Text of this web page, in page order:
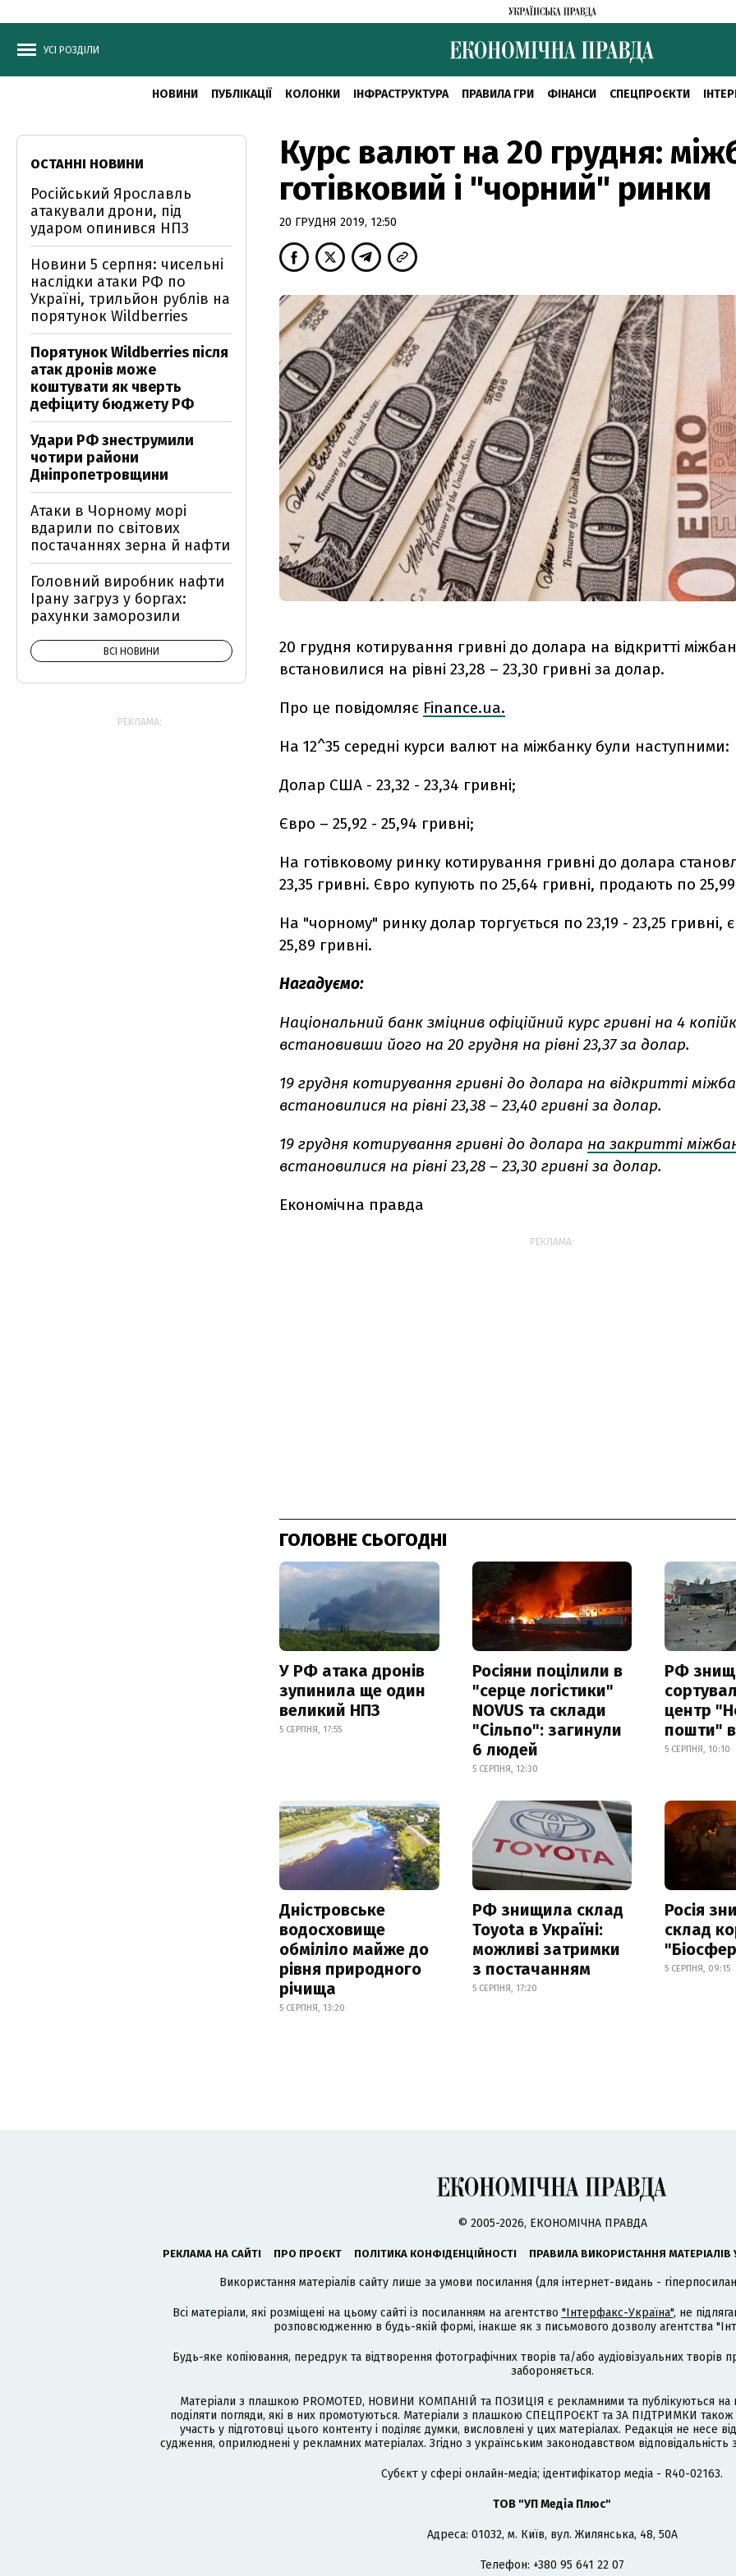
УСІ РОЗДІЛИ
НОВИНИ ПУБЛІКАЦІЇ КОЛОНКИ ІНФРАСТРУКТУРА ПРАВИЛА ГРИ ФІНАНСИ СПЕЦПРОЄКТИ
Курс валют на 20 грудня:
готівковий і "чорний" ринки
20 ГРУДНЯ 2019, 12:50
20 грудня котирування гривні до долара на відкритті
встановилися на рівні 23,28 – 23,30 гривні за долар.
Про це повідомляє Finance.ua.
На 12^35 середні курси валют на міжбанку були наступними:
Долар США - 23,32 - 23,34 гривні;
Євро – 25,92 - 25,94 гривні;
На готівковому ринку котирування гривні до долара
23,35 гривні. Євро купують по 25,64 гривні, продають по
На "чорному" ринку долар торгується по 23,19 - 23,25 гривні,
25,89 гривні.
Нагадуємо:
Національний банк зміцнив офіційний курс гривні на 4
встановивши його на 20 грудня на рівні 23,37 за долар.
19 грудня котирування гривні до долара на відкритті
встановилися на рівні 23,38 – 23,40 гривні за долар.
19 грудня котирування гривні до долара на закритті
встановилися на рівні 23,28 – 23,30 гривні за долар.
Економічна правда
РЕКЛАМА:
ГОЛОВНЕ СЬОГОДНІ
У РФ атака дронів
зупинила ще один
великий НПЗ
5 СЕРПНЯ, 17:55
Росіяни поцілили в
"серце логістики"
NOVUS та склади
"Сільпо": загинули
6 людей
5 СЕРПНЯ, 12:30
РФ
центр
пошти" в
5 СЕРПНЯ, 10:10
Дністровське
водосховище
обміліло майже до
рівня природного
річища
5 СЕРПНЯ, 13:20
РФ знищила склад
Toyota в Україні:
можливі затримки
з постачанням
5 СЕРПНЯ, 17:20
Росія
склад
5 СЕРПНЯ, 09:15
ОСТАННІ НОВИНИ
Російський Ярославль
атакували дрони, під
ударом опинився НПЗ
Новини 5 серпня: чисельні
наслідки атаки РФ по
Україні, трильйон рублів на
порятунок Wildberries
Порятунок Wildberries після
атак дронів може
коштувати як чверть
дефіциту бюджету РФ
Удари РФ знеструмили
чотири райони
Дніпропетровщини
Атаки в Чорному морі
вдарили по світових
постачаннях зерна й нафти
Головний виробник нафти
Ірану загруз у боргах:
рахунки заморозили
ВСІ НОВИНИ
РЕКЛАМА:
© 2005-2026, ЕКОНОМІЧНА ПРАВДА
РЕКЛАМА НА САЙТІ ПРО ПРОЄКТ ПОЛІТИКА КОНФІДЕНЦІЙНОСТІ ПРАВИЛА ВИКОРИСТАННЯ МАТЕРІАЛІВ
Використання матеріалів сайту лише за умови посилання (для інтернет-видань -
Всі матеріали, які розміщені на цьому сайті із посиланням на агентство "Інтерфакс-Україна", не
розповсюдженню в будь-якій формі, інакше як з письмового дозволу агентства
Будь-яке копіювання, передрук та відтворення фотографічних творів та/або аудіовізуальних
забороняється.
Матеріали з плашкою PROMOTED, НОВИНИ КОМПАНІЙ та ПОЗИЦІЯ є рекламними та публікуються на
поділяти погляди, які в них промотуються. Матеріали з плашкою СПЕЦПРОЄКТ та ЗА ПІДТРИМКИ
участь у підготовці цього контенту і поділяє думки, висловлені у цих матеріалах. Редакція не несе
судження, оприлюднені у рекламних матеріалах. Згідно з українським законодавством
Cубєкт у сфері онлайн-медіа; ідентифікатор медіа - R40-02163.
ТОВ "УП Медіа Плюс"
Адреса: 01032, м. Київ, вул. Жилянська, 48, 50А
Телефон: +380 95 641 22 07